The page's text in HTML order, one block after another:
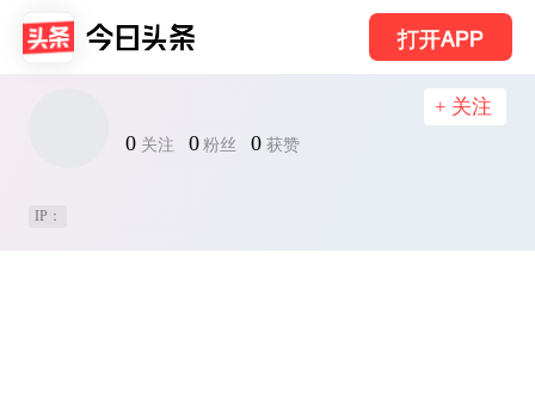
打开APP
0 关注 0 粉丝 0 获赞
+ 关注
IP：